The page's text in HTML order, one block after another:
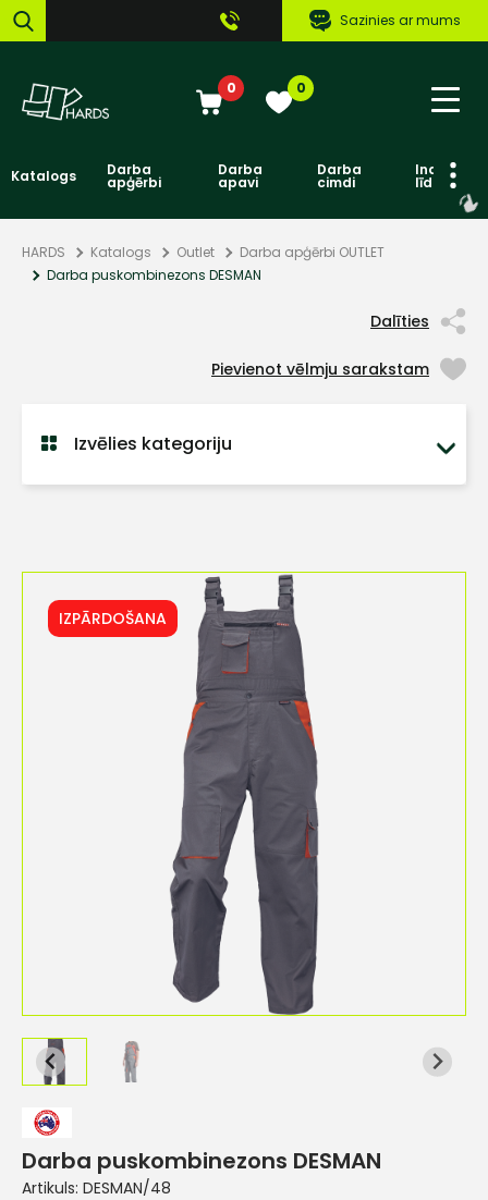
Sazinies ar mums
0 0
Katalogs Darba
apģērbi
Darba
apavi
Darba
cimdi līdzekļi
HARDS Katalogs Outlet
Darba apģērbi OUTLET
Darba puskombinezons DESMAN
Dalīties
Pievienot vēlmju sarakstam
Izvēlies kategoriju
IZPĀRDOŠANA
Darba puskombinezons DESMAN
Artikuls: DESMAN/48